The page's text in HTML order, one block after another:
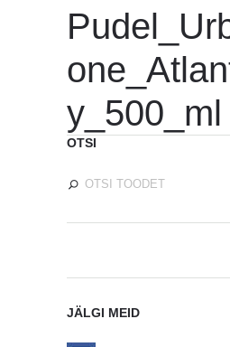
y_500_ml
OTSI
JÄLGI MEID